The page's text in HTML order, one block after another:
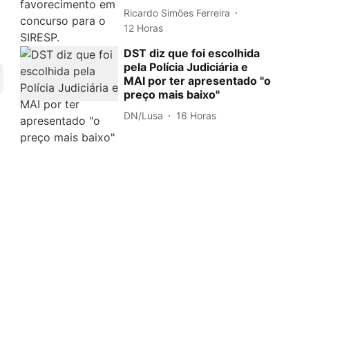
Ricardo Simões Ferreira
12 Horas
DST diz que foi escolhida
pela Polícia Judiciária e
MAI por ter apresentado "o
preço mais baixo"
DN/Lusa 16 Horas